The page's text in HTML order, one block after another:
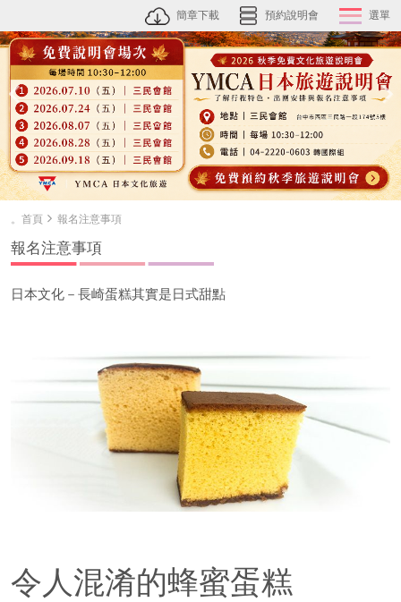
簡章下載 預約說明會 選單
。首頁 報名注意事項
報名注意事項
日本文化－長崎蛋糕其實是日式甜點
令人混淆的蜂蜜蛋糕